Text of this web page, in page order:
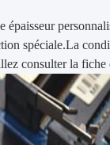
spéciale.La
consulter la